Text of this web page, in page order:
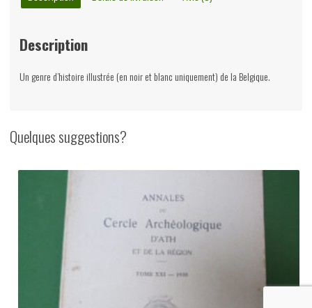
Description
Un genre d’histoire illustrée (en noir et blanc uniquement) de la Belgique.
Quelques suggestions?